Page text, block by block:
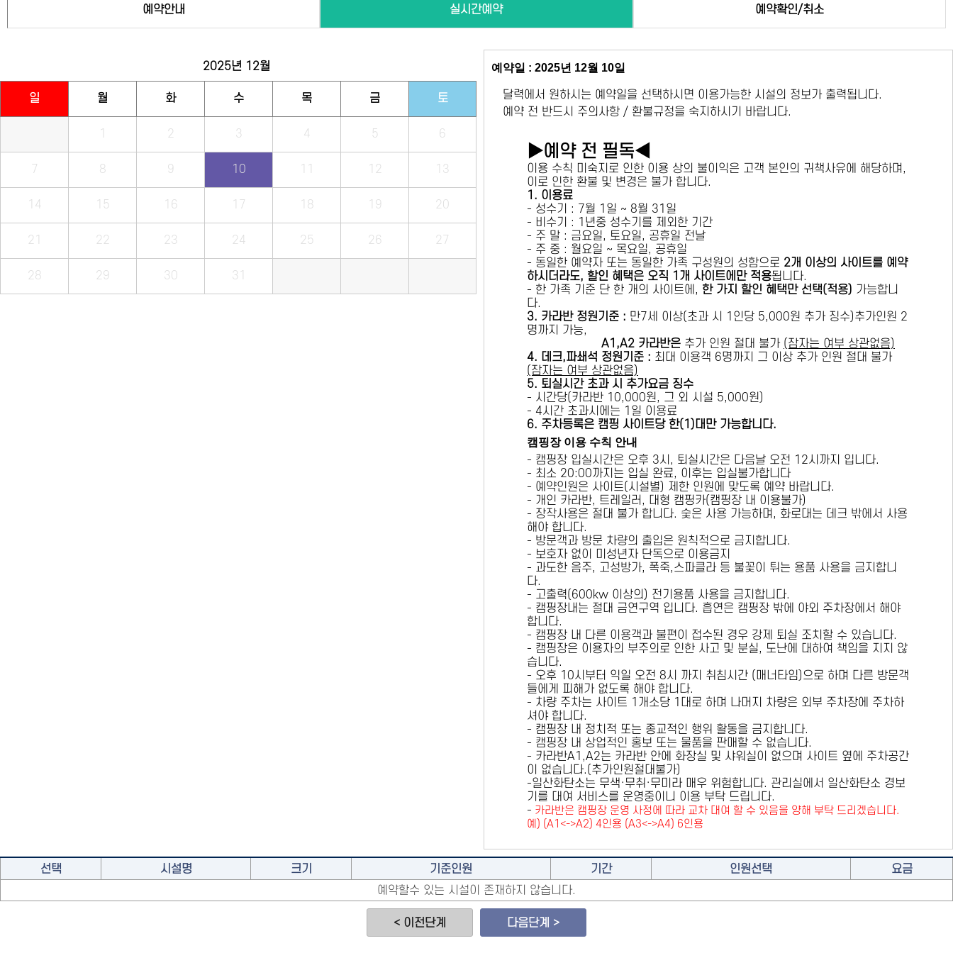
예약안내 실시간예약 예약확인/취소
2025년 12월
일 월 화 수 목 금 토
1 2 3 4 5 6
7 8 9 10 11 12 13
14 15 16 17 18 19 20
21 22 23 24 25 26 27
28 29 30 31
예약일 : 2025년 12월 10일
달력에서 원하시는 예약일을 선택하시면 이용가능한 시설의 정보가 출력됩니다.
예약 전 반드시 주의사항 / 환불규정을 숙지하시기 바랍니다.
▶예약 전 필독◀
이용 수칙 미숙지로 인한 이용 상의 불이익은 고객 본인의 귀책사유에 해당하며,
이로 인한 환불 및 변경은 불가 합니다.
1. 이용료
- 성수기 : 7월 1일 ~ 8월 31일
- 비수기 : 1년중 성수기를 제외한 기간
- 주 말 : 금요일, 토요일, 공휴일 전날
- 주 중 : 월요일 ~ 목요일, 공휴일
- 동일한 예약자 또는 동일한 가족 구성원의 성함으로 2개 이상의 사이트를 예약
하시더라도, 할인 혜택은 오직 1개 사이트에만 적용됩니다.
- 한 가족 기준 단 한 개의 사이트에, 한 가지 할인 혜택만 선택(적용) 가능합니
다.
3. 카라반 정원기준 : 만7세 이상(초과 시 1인당 5,000원 추가 징수)추가인원 2
명까지 가능,
A1,A2 카라반은 추가 인원 절대 불가 (잠자는 여부 상관없음)
4. 데크,파쇄석 정원기준 : ​최대 이용객 6명까지 그 이상 추가 인원 절대 불가
(잠자는 여부 상관없음)
5. 퇴실시간 초과 시 추가요금 징수
- 시간당(카라반 10,000원, 그 외 시설 5,000원)
- 4시간 초과시에는 1일 이용료
6. 주차등록은 캠핑 사이트당 한(1)대만 가능합니다.
캠핑장 이용 수칙 안내
- 캠핑장 입실시간은 오후 3시, 퇴실시간은 다음날 오전 12시까지 입니다.
- 최소 20:00까지는 입실 완료, 이후는 입실불가합니다
- 예약인원은 사이트(시설별) 제한 인원에 맞도록 예약 바랍니다.
- 개인 카라반, 트레일러, 대형 캠핑카(캠핑장 내 이용불가)
- 장작사용은 절대 불가 합니다. 숯은 사용 가능하며, 화로대는 데크 밖에서 사용
해야 합니다.
- 방문객과 방문 차량의 출입은 원칙적으로 금지합니다.
- 보호자 없이 미성년자 단독으로 이용금지
- 과도한 음주, 고성방가, 폭죽,스파클라 등 불꽃이 튀는 용품 사용을 금지합니
다.
- 고출력(600kw 이상의) 전기용품 사용을 금지합니다.
- 캠핑장내는 절대 금연구역 입니다. 흡연은 캠핑장 밖에 야외 주차장에서 해야
합니다.
- 캠핑장 내 다른 이용객과 불편이 접수된 경우 강제 퇴실 조치할 수 있습니다.
- 캠핑장은 이용자의 부주의로 인한 사고 및 분실, 도난에 대하여 책임을 지지 않
습니다.
- 오후 10시부터 익일 오전 8시 까지 취침시간 (매너타임)으로 하며 다른 방문객
들에게 피해가 없도록 해야 합니다.
- 차량 주차는 사이트 1개소당 1대로 하며 나머지 차량은 외부 주차장에 주차하
셔야 합니다.
- 캠핑장 내 정치적 또는 종교적인 행위 활동을 금지합니다.
- 캠핑장 내 상업적인 홍보 또는 물품을 판매할 수 없습니다.
- 카라반A1,A2는 카라반 안에 화장실 및 샤워실이 없으며 사이트 옆에 주차공간
이 없습니다.(추가인원절대불가)
-일산화탄소는 무색·무취·무미라 매우 위험합니다. 관리실에서 일산화탄소 경보
기를 대여 서비스를 운영중이니 이용 부탁 드립니다.
- 카라반은 캠핑장 운영 사정에 따라 교차 대여 할 수 있음을 양해 부탁 드리겠습니다.
예) (A1<->A2) 4인용 (A3<->A4) 6인용
선택 시설명 크기 기준인원 기간 인원선택
요금
예약할수 있는 시설이 존재하지 않습니다.
< 이전단계 다음단계 >